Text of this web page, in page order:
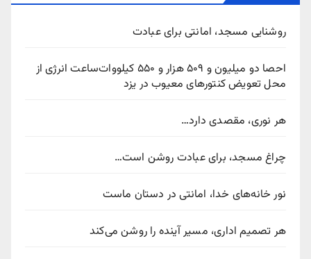
روشنایی مسجد، امانتی برای عبادت
احصا دو میلیون و ۵۰۹ هزار و ۵۵۰ کیلووات‌ساعت انرژی از
محل تعویض کنتورهای معیوب در یزد
هر نوری، مقصدی دارد…
چراغ مسجد، برای عبادت روشن است…
نور خانه‌های خدا، امانتی در دستان ماست
هر تصمیم اداری، مسیر آینده را روشن می‌کند